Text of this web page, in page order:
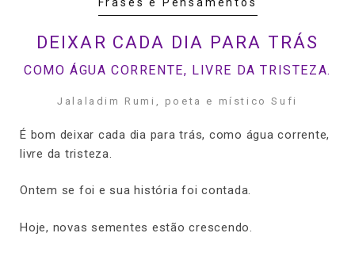
DEIXAR CADA DIA PARA TRÁS
COMO ÁGUA CORRENTE, LIVRE DA TRISTEZA.
Jalaladim Rumi, poeta e místico Sufi
É bom deixar cada dia para trás, como água corrente,
livre da tristeza.
Ontem se foi e sua história foi contada.
Hoje, novas sementes estão crescendo.